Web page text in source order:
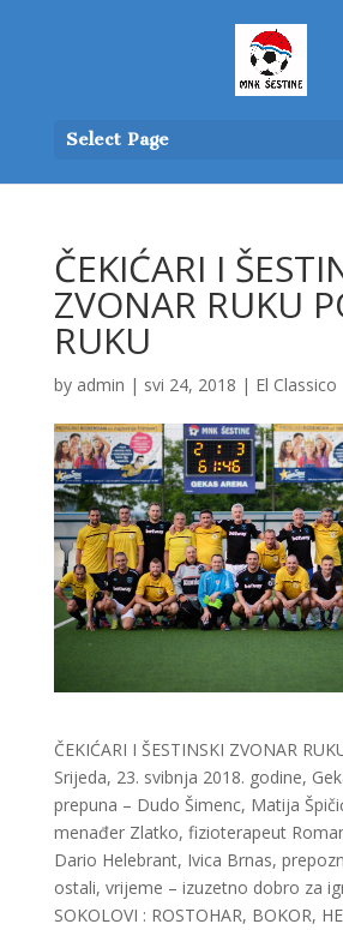
Select Page
ČEKIĆARI I
ZVONAR RUKU
RUKU
by admin | svi 24, 2018 | El Classico
ČEKIĆARI I ŠESTINSKI ZVONAR
Srijeda, 23. svibnja 2018. godine,
prepuna – Dudo Šimenc, Matija
menađer Zlatko, fizioterapeut
Dario Helebrant, Ivica Brnas,
ostali, vrijeme – izuzetno dobro za
SOKOLOVI : ROSTOHAR, BOKOR,